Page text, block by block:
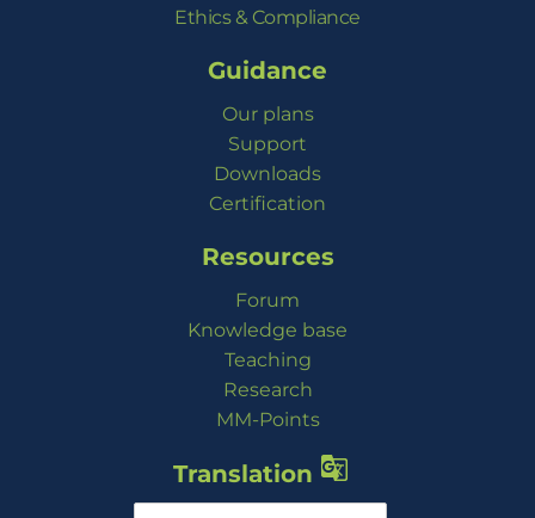
Ethics & Compliance
Guidance
Our plans
Support
Downloads
Certification
Resources
Forum
Knowledge base
Teaching
Research
MM-Points
Translation 